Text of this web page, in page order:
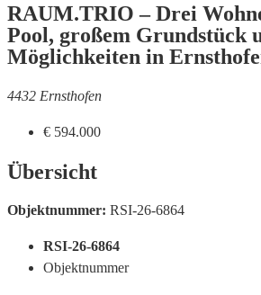
RAUM.TRIO – Drei
Pool, großem Grundstück
Möglichkeiten in
4432 Ernsthofen
€ 594.000
Übersicht
Objektnummer: RSI-26-6864
RSI-26-6864
Objektnummer